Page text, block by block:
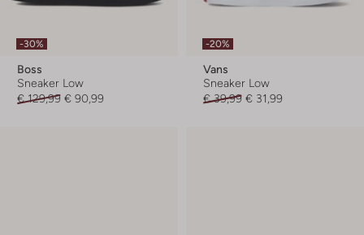
-30%
Boss
Sneaker Low
€ 129,99 € 90,99
-20%
Vans
Sneaker Low
€ 39,99 € 31,99